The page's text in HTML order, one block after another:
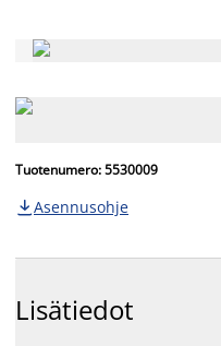
Tuotenumero: 5530009
 Asennusohje
Lisätiedot